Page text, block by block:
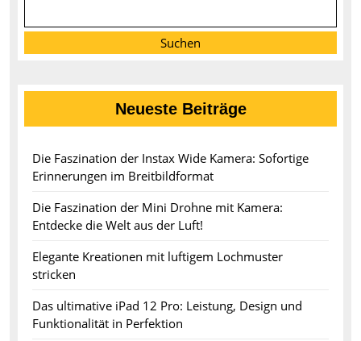
Suchen
Neueste Beiträge
Die Faszination der Instax Wide Kamera: Sofortige
Erinnerungen im Breitbildformat
Die Faszination der Mini Drohne mit Kamera:
Entdecke die Welt aus der Luft!
Elegante Kreationen mit luftigem Lochmuster
stricken
Das ultimative iPad 12 Pro: Leistung, Design und
Funktionalität in Perfektion